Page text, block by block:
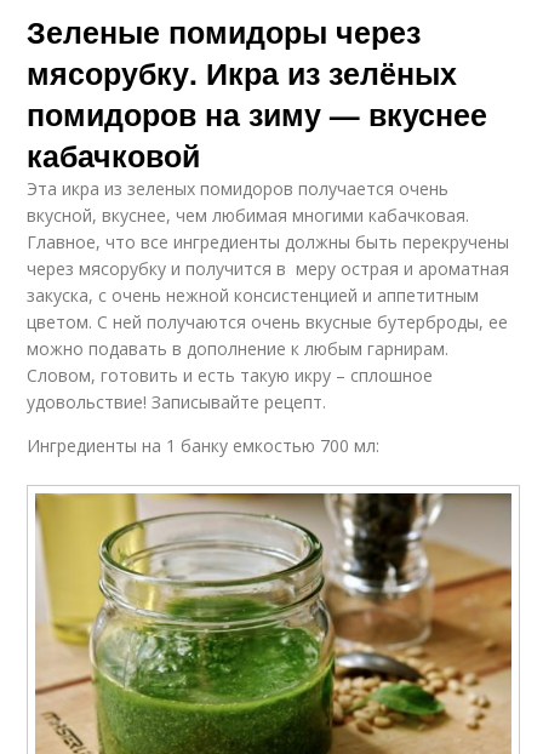
Зеленые помидоры через
мясорубку. Икра из зелёных
помидоров на зиму — вкуснее
кабачковой
Эта икра из зеленых помидоров получается очень
вкусной, вкуснее, чем любимая многими кабачковая.
Главное, что все ингредиенты должны быть перекручены
через мясорубку и получится в меру острая и ароматная
закуска, с очень нежной консистенцией и аппетитным
цветом. С ней получаются очень вкусные бутерброды, ее
можно подавать в дополнение к любым гарнирам.
Словом, готовить и есть такую икру – сплошное
удовольствие! Записывайте рецепт.
Ингредиенты на 1 банку емкостью 700 мл: